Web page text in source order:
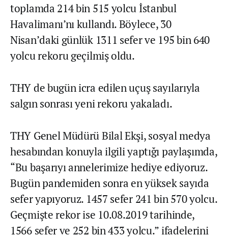
toplamda 214 bin 515 yolcu İstanbul
Havalimanı’nı kullandı. Böylece, 30
Nisan’daki günlük 1311 sefer ve 195 bin 640
yolcu rekoru geçilmiş oldu.
THY de bugün icra edilen uçuş sayılarıyla
salgın sonrası yeni rekoru yakaladı.
THY Genel Müdürü Bilal Ekşi, sosyal medya
hesabından konuyla ilgili yaptığı paylaşımda,
“Bu başarıyı annelerimize hediye ediyoruz.
Bugün pandemiden sonra en yüksek sayıda
sefer yapıyoruz. 1457 sefer 241 bin 570 yolcu.
Geçmişte rekor ise 10.08.2019 tarihinde,
1566 sefer ve 252 bin 433 yolcu.” ifadelerini